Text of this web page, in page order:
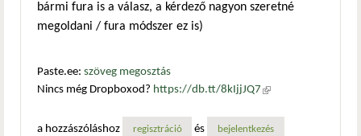
bármi fura is a válasz, a kérdező nagyon szeretné
megoldani / fura módszer ez is)
Paste.ee: szöveg megosztás
Nincs még Dropboxod? https://db.tt/8kIjjJQ7 (külső
a hozzászóláshoz
regisztráció és bejelentkezés